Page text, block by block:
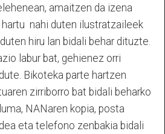
amaitzen da izena
nahi duten ilustratzaileek
hiru lan bidali behar dituzte.
labur bat, gehienez orri
Bikoteka parte hartzen
zirriborro bat bidali beharko
NANaren kopia, posta
eta telefono zenbakia bidali